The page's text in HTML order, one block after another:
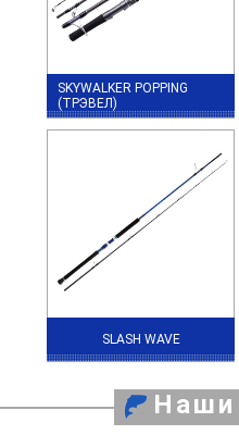
SKYWALKER POPPING
(ТРЭВЕЛ)
SLASH WAVE